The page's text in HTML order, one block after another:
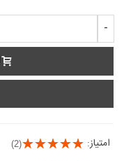
-
امتیاز: (2)